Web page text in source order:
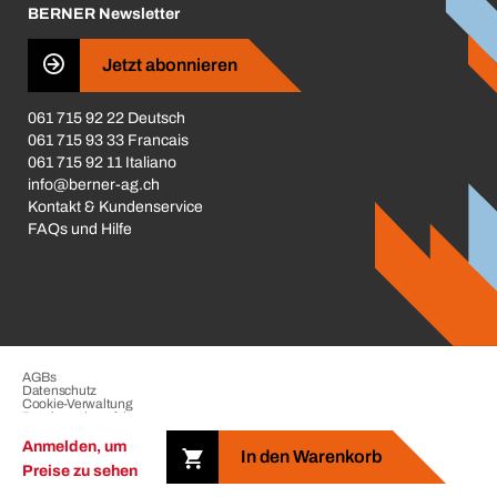
Anmelden, um
Preise zu sehen
In den Warenkorb
Business Conduct
BERNER Newsletter
Jetzt abonnieren
061 715 92 22 Deutsch
061 715 93 33 Francais
061 715 92 11 Italiano
info@berner-ag.ch
Kontakt & Kundenservice
FAQs und Hilfe
Copyright © 2026 der BERNER Gruppe. Alle Rechte vorbehalten.
AGBs
Datenschutz
Cookie-Verwaltung
Beschwerdeverfahren